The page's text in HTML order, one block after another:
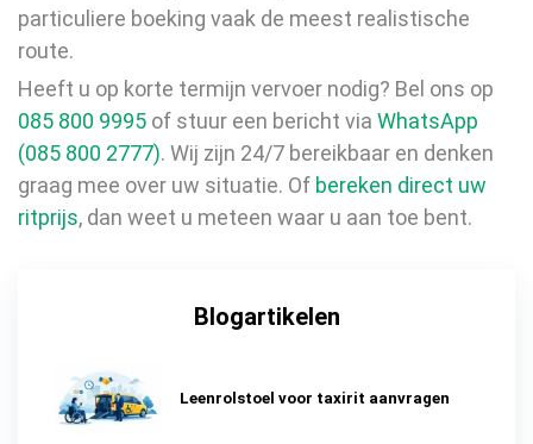
particuliere boeking vaak de meest realistische
route.
Heeft u op korte termijn vervoer nodig? Bel ons op
085 800 9995 of stuur een bericht via WhatsApp
(085 800 2777). Wij zijn 24/7 bereikbaar en denken
graag mee over uw situatie. Of bereken direct uw
ritprijs, dan weet u meteen waar u aan toe bent.
Blogartikelen
Leenrolstoel voor taxirit aanvragen